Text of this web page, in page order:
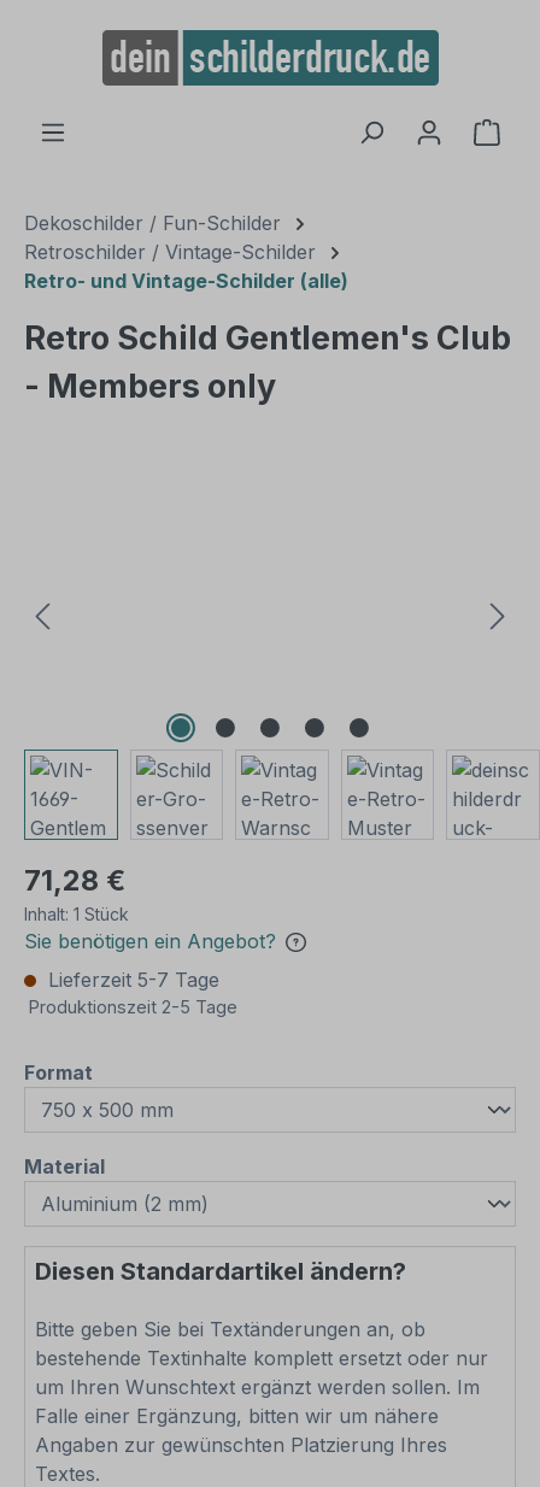
springen
Dekoschilder / Fun-Schilder
Retroschilder / Vintage-Schilder
Retro- und Vintage-Schilder (alle)
Retro Schild Gentlemen's Club
- Members only
71,28 €
Inhalt: 1 Stück
Sie benötigen ein Angebot?
Lieferzeit 5-7 Tage
Produktionszeit 2-5 Tage
Format
Materialauswählen
Diesen Standardartikel ändern?
Bitte geben Sie bei Textänderungen an, ob
bestehende Textinhalte komplett ersetzt oder nur
um Ihren Wunschtext ergänzt werden sollen. Im
Falle einer Ergänzung, bitten wir um nähere
Angaben zur gewünschten Platzierung Ihres
Textes.